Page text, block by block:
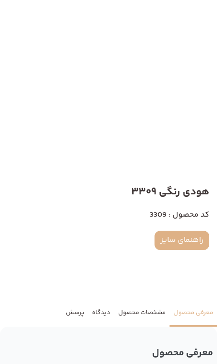
هودی رنگی 3309
کد محصول : 3309
راهنمای سایز
معرفی محصول مشخصات محصول دیدگاه پرسش
معرفی محصول